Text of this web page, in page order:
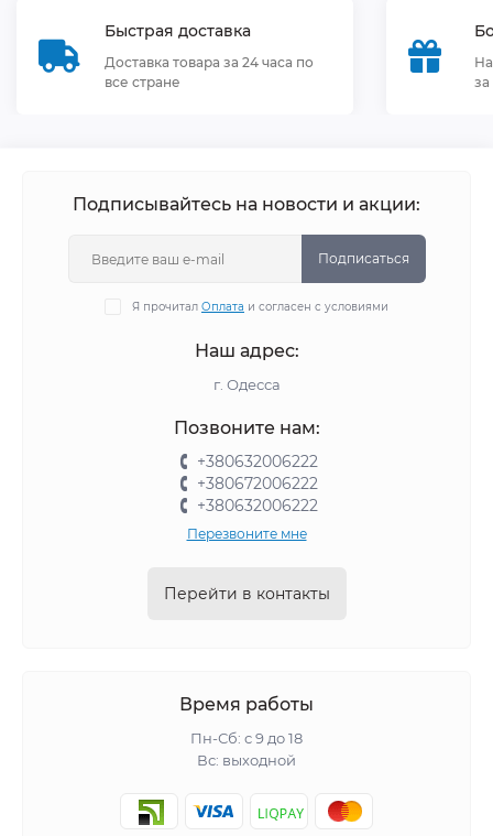
Быстрая доставка
Доставка товара за 24 часа по
все стране
Подписывайтесь на новости и акции:
Подписаться
Я прочитал Оплата и согласен с условиями
Наш адрес:
г. Одесса
Позвоните нам:
+380632006222
+380672006222
+380632006222
Перезвоните мне
Перейти в контакты
Время работы
Пн-Сб: с 9 до 18
Вс: выходной